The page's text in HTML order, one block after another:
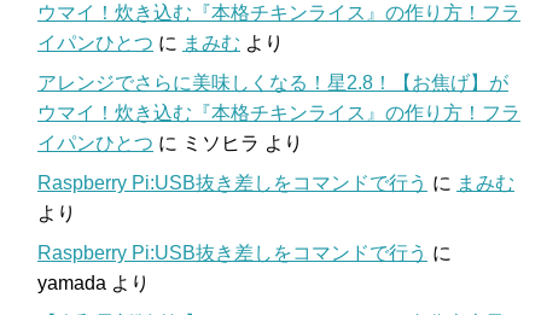
ウマイ！炊き込む『本格チキンライス』の作り方！フラ
イパンひとつ に まみむ より
アレンジでさらに美味しくなる！星2.8！【お焦げ】が
ウマイ！炊き込む『本格チキンライス』の作り方！フラ
イパンひとつ に ミソヒラ より
Raspberry Pi:USB抜き差しをコマンドで行う に まみむ
より
Raspberry Pi:USB抜き差しをコマンドで行う に
yamada より